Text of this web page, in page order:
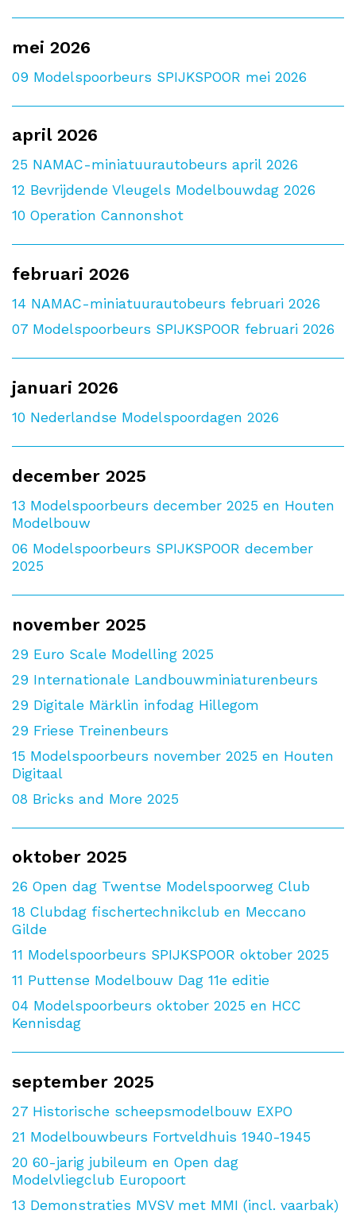
mei 2026
09 Modelspoorbeurs SPIJKSPOOR mei 2026
april 2026
25 NAMAC-miniatuurautobeurs april 2026
12 Bevrijdende Vleugels Modelbouwdag 2026
10 Operation Cannonshot
februari 2026
14 NAMAC-miniatuurautobeurs februari 2026
07 Modelspoorbeurs SPIJKSPOOR februari 2026
januari 2026
10 Nederlandse Modelspoordagen 2026
december 2025
13 Modelspoorbeurs december 2025 en Houten
Modelbouw
06 Modelspoorbeurs SPIJKSPOOR december
2025
november 2025
29 Euro Scale Modelling 2025
29 Internationale Landbouwminiaturenbeurs
29 Digitale Märklin infodag Hillegom
29 Friese Treinenbeurs
15 Modelspoorbeurs november 2025 en Houten
Digitaal
08 Bricks and More 2025
oktober 2025
26 Open dag Twentse Modelspoorweg Club
18 Clubdag fischertechnikclub en Meccano
Gilde
11 Modelspoorbeurs SPIJKSPOOR oktober 2025
11 Puttense Modelbouw Dag 11e editie
04 Modelspoorbeurs oktober 2025 en HCC
Kennisdag
september 2025
27 Historische scheepsmodelbouw EXPO
21 Modelbouwbeurs Fortveldhuis 1940-1945
20 60-jarig jubileum en Open dag
Modelvliegclub Europoort
13 Demonstraties MVSV met MMI (incl. vaarbak)